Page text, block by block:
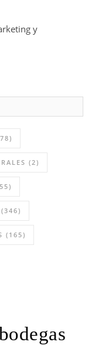
y
(2)
(346)
(165)